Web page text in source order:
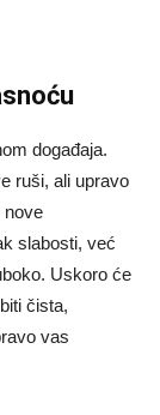
događaja.
ruši, ali upravo
nove
slabosti, već
Uskoro će
čista,
vas